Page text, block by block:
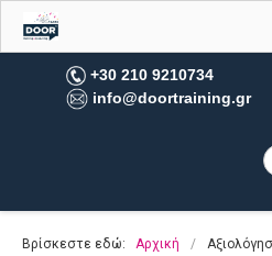
Αρχική
Η εταιρεία μας
+30 210 9210734
info@doortraining.gr
Βρίσκεστε εδώ: Αρχική /